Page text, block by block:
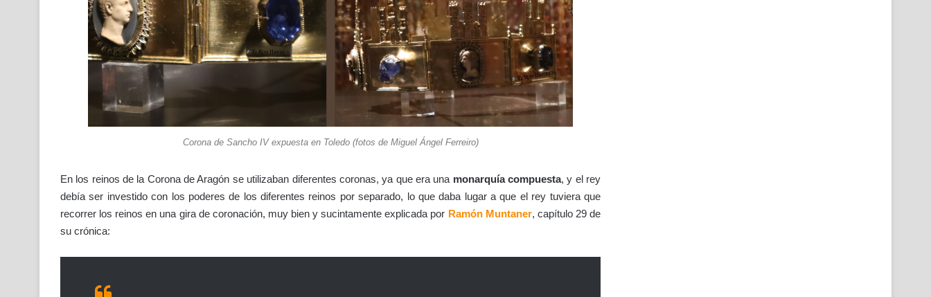
Corona de Sancho IV expuesta en Toledo (fotos de Miguel Ángel Ferreiro)
En los reinos de la Corona de Aragón se utilizaban diferentes coronas, ya que era una monarquía compuesta, y el rey
debía ser investido con los poderes de los diferentes reinos por separado, lo que daba lugar a que el rey tuviera que
recorrer los reinos en una gira de coronación, muy bien y sucintamente explicada por Ramón Muntaner, capítulo 29 de
su crónica: